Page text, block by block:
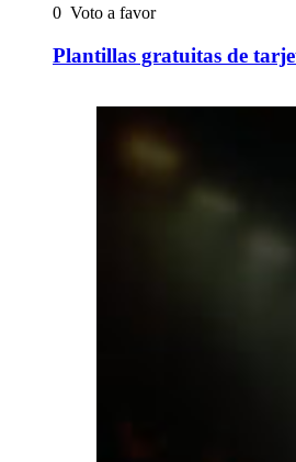
0 Voto a favor
Plantillas gratuitas de